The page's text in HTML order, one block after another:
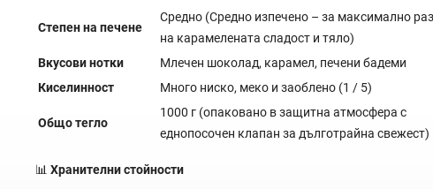
Степен на печене
Средно (Средно изпечено – за максимално
на карамелената сладост и тяло)
Вкусови нотки
Млечен шоколад, карамел, печени бадеми
Киселинност
Много ниско, меко и заоблено (1 / 5)
Общо тегло
1000 г (опаковано в защитна атмосфера с
еднопосочен клапан за дълготрайна свежест)
📊 Хранителни стойности